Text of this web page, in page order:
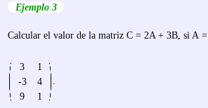
Ejemplo 3
Calcular el valor de la matriz С = 2A + 3B, si A =
3
1
-3
4
9
1